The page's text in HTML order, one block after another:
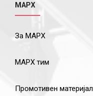
МАРХ
За МАРХ
МАРХ тим
Промотивен материјал